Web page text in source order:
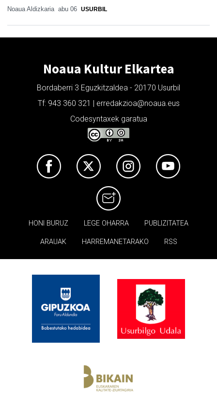
Noaua Aldizkaria abu 06 USURBIL
Noaua Kultur Elkartea
Bordaberri 3 Eguzkitzaldea - 20170 Usurbil
Tf: 943 360 321 | erredakzioa@noaua.eus
Codesyntaxek garatua
HONI BURUZ LEGE OHARRA PUBLIZITATEA
ARAUAK HARREMANETARAKO RSS